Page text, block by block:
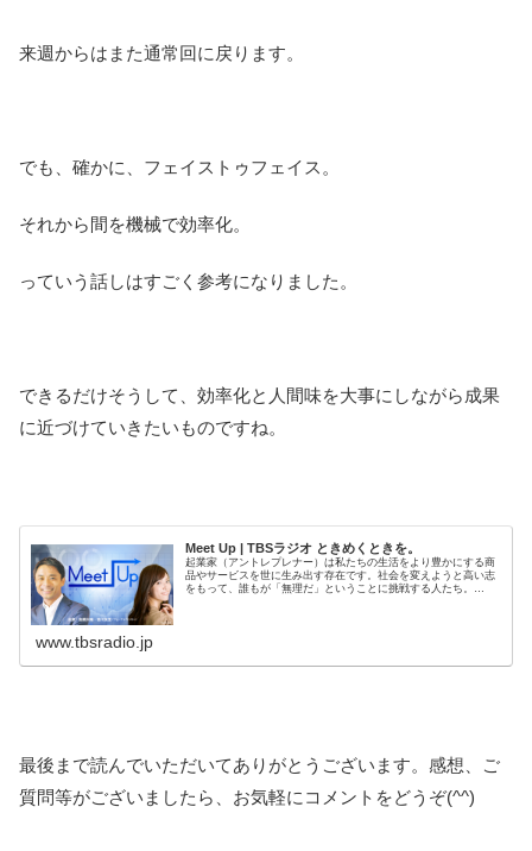
来週からはまた通常回に戻ります。
でも、確かに、フェイストゥフェイス。
それから間を機械で効率化。
っていう話しはすごく参考になりました。
できるだけそうして、効率化と人間味を大事にしながら成果
に近づけていきたいものですね。
Meet Up | TBSラジオ ときめくときを。
起業家（アントレプレナー）は私たちの生活をより豊かにする商
品やサービスを世に生み出す存在です。社会を変えようと高い志
をもって、誰もが「無理だ」ということに挑戦する人たち。
www.tbsradio.jp
最後まで読んでいただいてありがとうございます。感想、ご
質問等がございましたら、お気軽にコメントをどうぞ(^^)